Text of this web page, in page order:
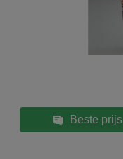
Beste prijs